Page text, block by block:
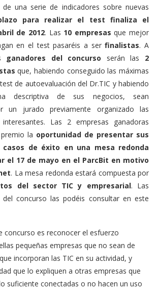
una serie de indicadores sobre nuevas
para realizar el test finaliza el
de 2012. Las 10 empresas que mejor
en el test pasaréis a serfinalistas. A
ganadores del concurso serán las 2
que, habiendo conseguido las máximas
de autoevaluación del Dr.TIC y habiendo
descriptiva de sus negocios, sean
un jurado previamente organizado las
Las 2 empresas ganadoras
la oportunidad de presentar sus
casos de éxito en una mesa redonda
el 17 de mayo en el ParcBit en motivo
. La mesa redonda estará compuesta por
del sector TIC y empresarial. Las
del concurso las podéis consultar en este
concurso es reconocer el esfuerzo
pequeñas empresas que no sean de
incorporan las TIC en su actividad, y
que lo expliquen a otras empresas que
suficiente conectadas o no hacen un uso